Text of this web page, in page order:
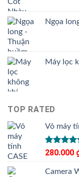
Ngọa
Máy lọc
TOP RATED
Vỏ máy
Được xếp
5 sao
280.000
Camera